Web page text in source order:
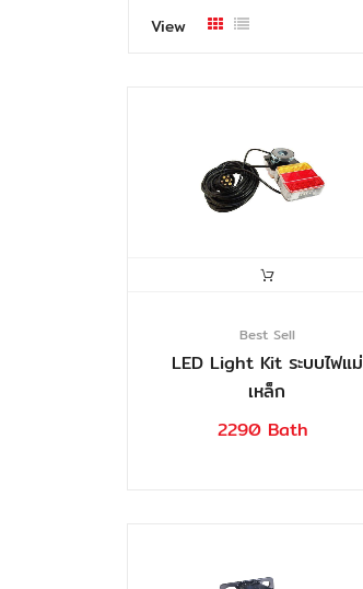
View
Best Sell
LED Light Kit ระบบไฟแม่
เหล็ก
2290 Bath